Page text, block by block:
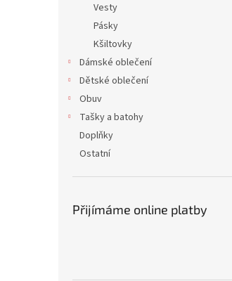
Vesty
Pásky
Kšiltovky
Dámské oblečení
Dětské oblečení
Obuv
Tašky a batohy
Doplňky
Ostatní
Přijímáme online platby